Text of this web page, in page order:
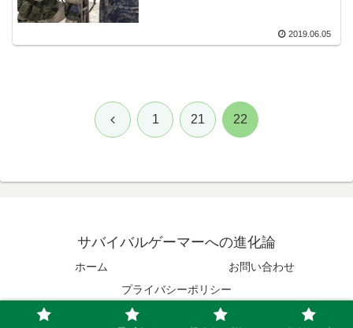
2019.06.05
前 1 21 22
サバイバルゲーマーへの進化論
ホーム
お問い合わせ
プライバシーポリシー
© 2019 サバイバルゲーマーへの進化論.